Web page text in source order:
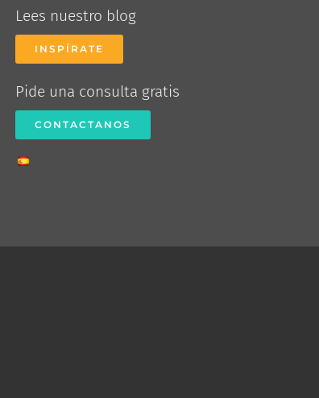
Lees nuestro blog
INSPÍRATE
Pide una consulta gratis
CONTACTANOS